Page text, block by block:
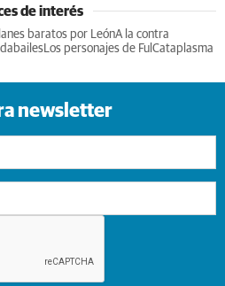
de interés
baratos por LeónA la contra
Los personajes de Ful Cataplasma
newsletter